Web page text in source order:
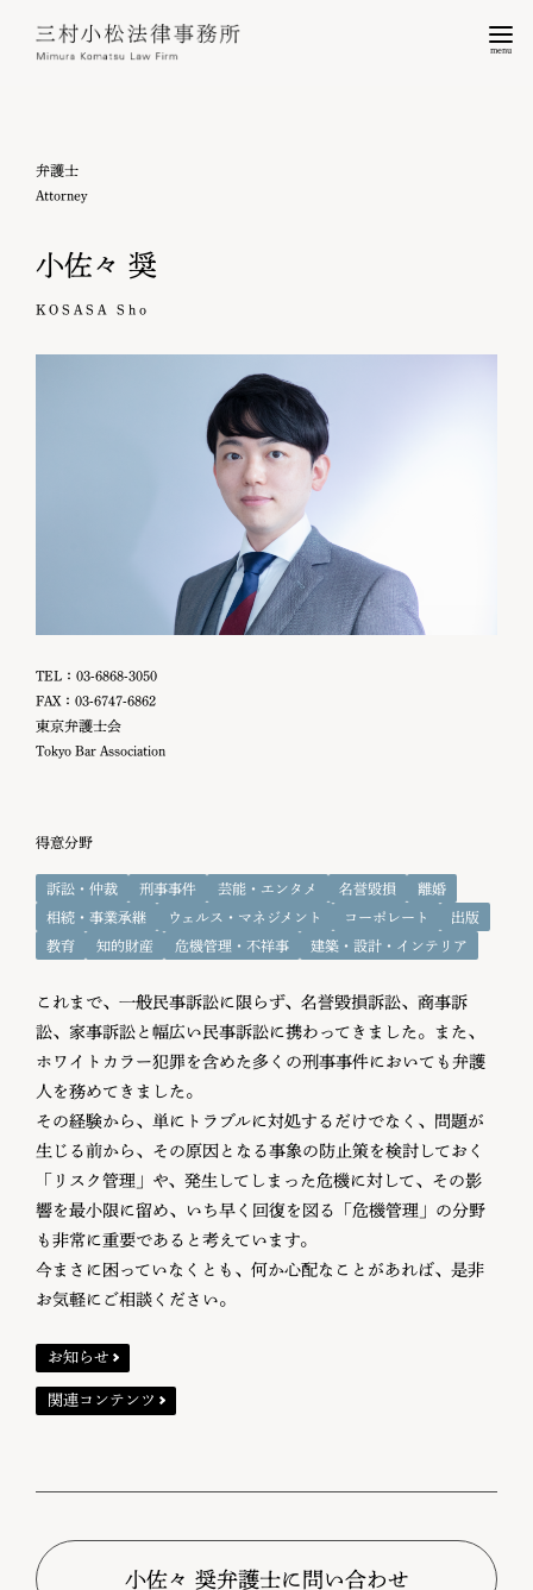
menu
弁護士
Attorney
小佐々 奨
KOSASA Sho
TEL：03-6868-3050
FAX：03-6747-6862
東京弁護士会
Tokyo Bar Association
得意分野
訴訟・仲裁 刑事事件 芸能・エンタメ 名誉毀損
離婚
相続・事業承継
ウェルス・マネジメント コーポレート
出版
教育
知的財産 危機管理・不祥事 建築・設計・インテリア
これまで、一般民事訴訟に限らず、名誉毀損訴訟、商事訴
訟、家事訴訟と幅広い民事訴訟に携わってきました。また、
ホワイトカラー犯罪を含めた多くの刑事事件においても弁護
人を務めてきました。
その経験から、単にトラブルに対処するだけでなく、問題が
生じる前から、その原因となる事象の防止策を検討しておく
「リスク管理」や、発生してしまった危機に対して、その影
響を最小限に留め、いち早く回復を図る「危機管理」の分野
も非常に重要であると考えています。
今まさに困っていなくとも、何か心配なことがあれば、是非
お気軽にご相談ください。
お知らせ
関連コンテンツ